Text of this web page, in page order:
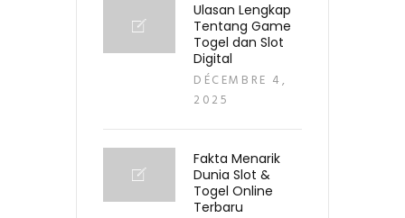
Ulasan Lengkap
Tentang Game
Togel dan Slot
Digital
DÉCEMBRE 4,
2025
Fakta Menarik
Dunia Slot &
Togel Online
Terbaru